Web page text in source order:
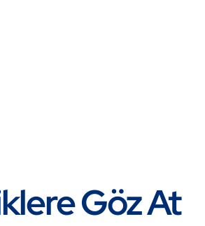
Göz At